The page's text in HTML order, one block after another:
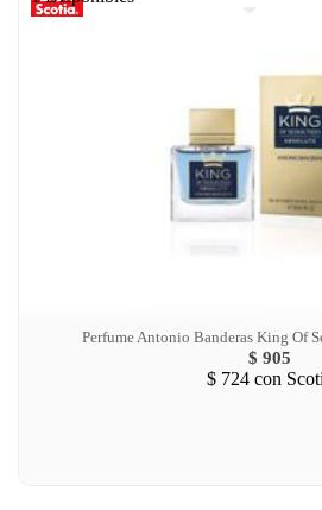
Perfume Antonio Banderas King Of
$ 905
$ 724 con